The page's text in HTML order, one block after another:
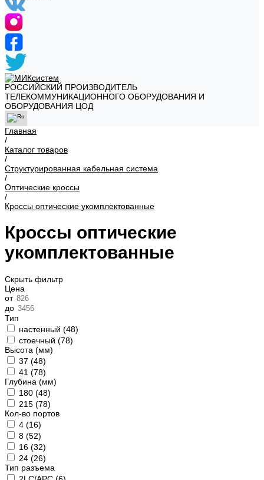
РОССИЙСКИЙ ПРОИЗВОДИТЕЛЬ
ТЕЛЕКОММУНИКАЦИОННОГО ОБОРУДОВАНИЯ И
ОБОРУДОВАНИЯ ЦОД
Главная
/
Каталог товаров
/
Структурированная кабельная система
/
Оптические кроссы
/
Кроссы оптические укомплектованные
Кроссы оптические
укомплектованные
Скрыть фильтр
Цена
от
до
Тип
настенный (48)
стоечный (78)
Высота (мм)
37 (48)
41 (78)
Глубина (мм)
180 (48)
215 (78)
Кол-во портов
4 (16)
8 (52)
16 (32)
24 (26)
Тип разъема